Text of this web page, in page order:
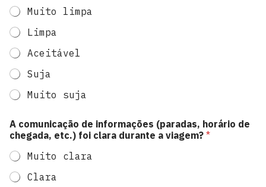
Muito limpa
Limpa
Aceitável
Suja
Muito suja
A comunicação de informações (paradas, horário de
chegada, etc.) foi clara durante a viagem? *
Muito clara
Clara